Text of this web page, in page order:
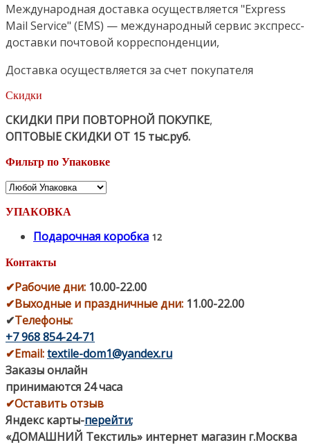
Международная доставка осуществляется "Express
Mail Service" (EMS) — международный сервис экспресс-
доставки почтовой корреспонденции,
Доставка осуществляется за счет покупателя
Скидки
СКИДКИ ПРИ ПОВТОРНОЙ ПОКУПКЕ,
ОПТОВЫЕ СКИДКИ ОТ 15 тыс.руб.
Фильтр по Упаковке
УПАКОВКА
Подарочная коробка 12
Контакты
✔Рабочие дни: 10.00-22.00
✔Выходные и праздничные дни: 11.00-22.00
✔Телефоны:
+7 968 854-24-71
✔Email:textile-dom1@yandex.ru
Заказы онлайн
принимаются 24 часа
✔Оставить отзыв
Яндекс карты-перейти;
«ДОМАШНИЙ Текстиль» интернет магазин г.Москва